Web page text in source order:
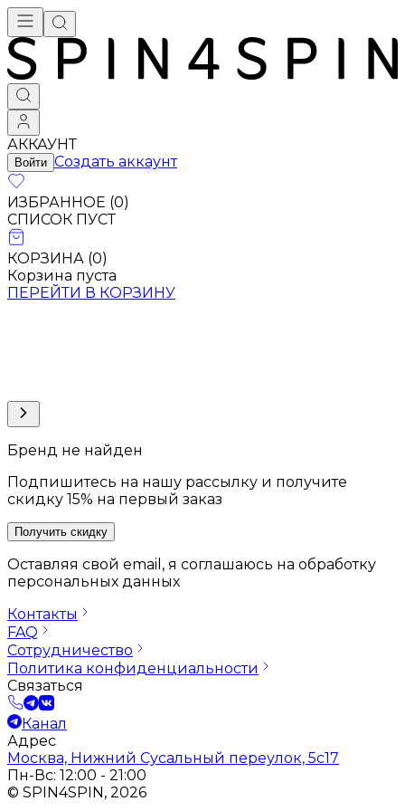
АККАУНТ
Войти Создать аккаунт
ИЗБРАННОЕ (0)
СПИСОК ПУСТ
КОРЗИНА (0)
Корзина пуста
ПЕРЕЙТИ В КОРЗИНУ
Бренд не найден
Подпишитесь на нашу рассылку и получите
скидку 15% на первый заказ
Получить скидку
Оставляя свой email, я соглашаюсь на обработку
персональных данных
Контакты
FAQ
Сотрудничество
Политика конфиденциальности
Связаться
Канал
Адрес
Москва, Нижний Сусальный переулок, 5с17
Пн-Вс: 12:00 - 21:00
© SPIN4SPIN, 2026
Брендовая одежда - купить в Москве